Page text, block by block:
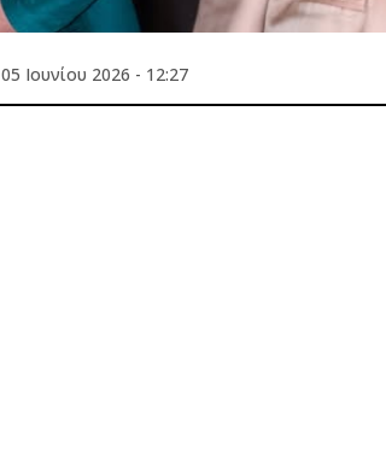
05 Ιουνίου 2026 - 12:27